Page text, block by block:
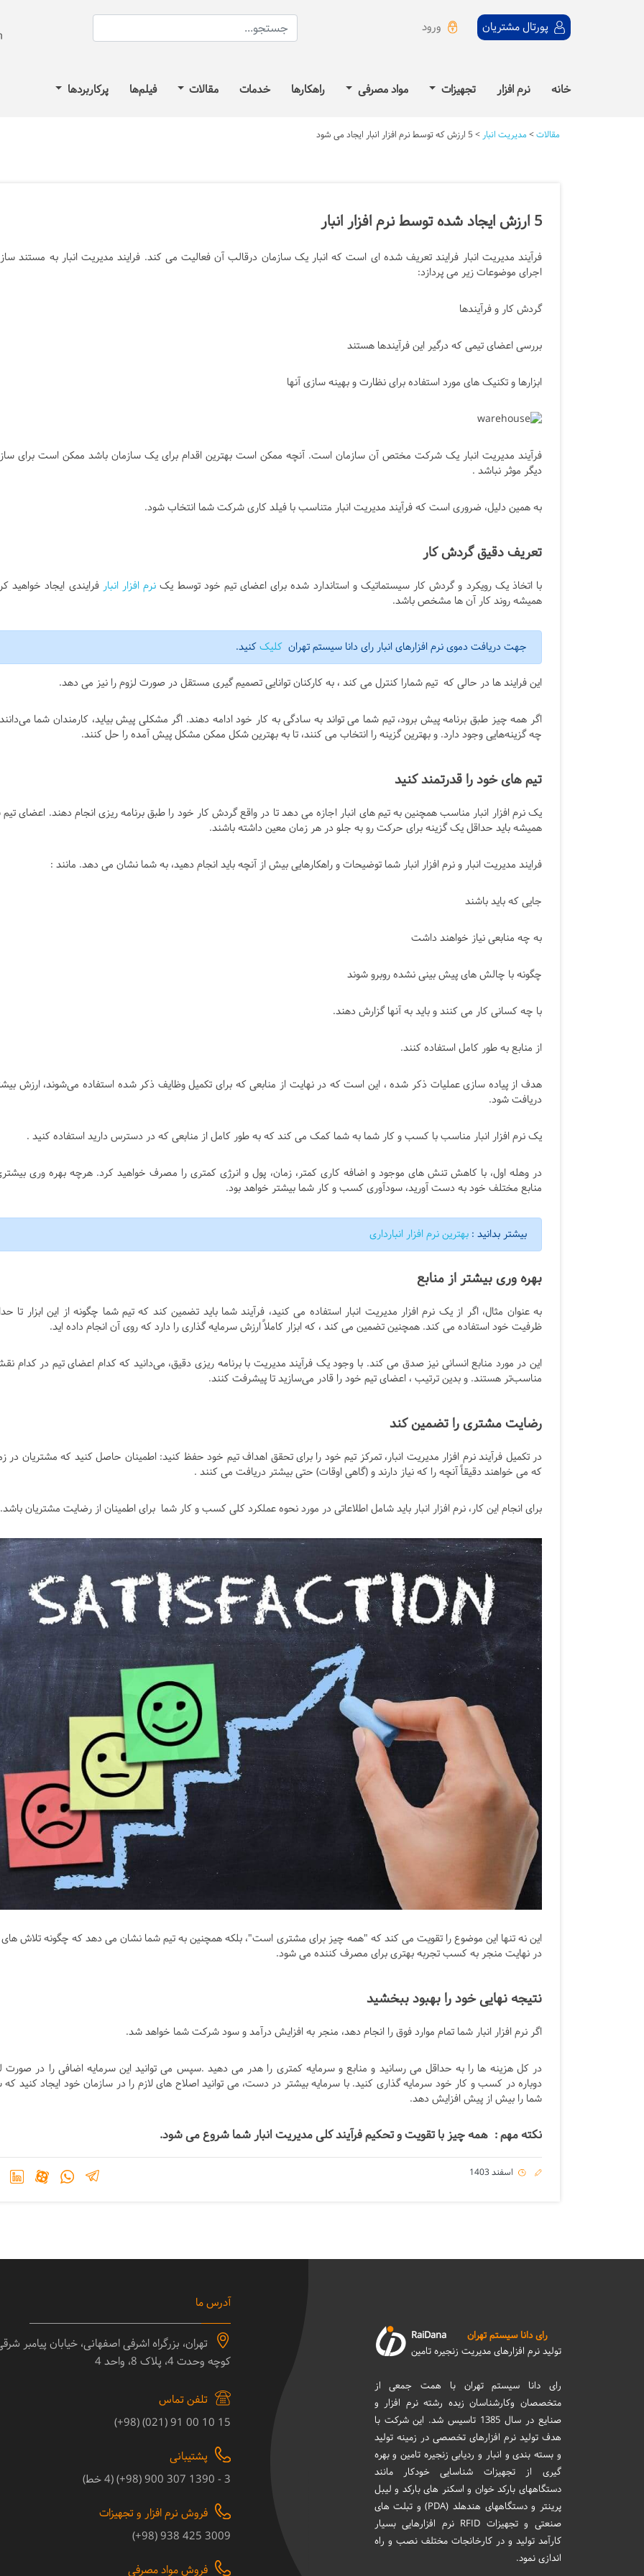
پورتال مشتریان ورود
خانه نرم افزار تجهیزات مواد مصرفی راهکارها خدمات مقالات فیلم‌ها پرکاربردها
مقالات> مدیریت انبار> 5 ارزش که توسط نرم افزار انبار ایجاد می شود
5 ارزش ایجاد شده توسط نرم افزار انبار
فرآیند مدیریت انبار فرایند تعریف شده ای است که انبار یک سازمان درقالب آن فعالیت می کند. فرایند مدیریت انبار به مستند
اجرای موضوعات زیر می پردازد:
گردش کار و فرآیندها
بررسی اعضای تیمی که درگیر این فرآیندها هستند
ابزارها و تکنیک های مورد استفاده برای نظارت و بهینه سازی آنها
فرآیند مدیریت انبار یک شرکت مختص آن سازمان است. آنچه ممکن است بهترین اقدام برای یک سازمان باشد ممکن است برای
دیگر موثر نباشد .
به همین دلیل، ضروری است که فرآیند مدیریت انبار متناسب با فیلد کاری شرکت شما انتخاب شود.
تعریف دقیق گردش کار
با اتخاذ یک رویکرد و گردش کار سیستماتیک و استاندارد شده برای اعضای تیم خود توسط یک نرم افزار انبار فرایندی ایجاد خواهید
همیشه روند کار آن ها مشخص باشد.
جهت دریافت دموی نرم افزارهای انبار رای دانا سیستم تهران کلیککنید.
این فرایند ها در حالی که تیم شمارا کنترل می کند ، به کارکنان توانایی تصمیم گیری مستقل در صورت لزوم را نیز می دهد.
اگر همه چیز طبق برنامه پیش برود، تیم شما می تواند به سادگی به کار خود ادامه دهند. اگر مشکلی پیش بیاید، کارمندان شما
چه گزینه‌هایی وجود دارد. و بهترین گزینه را انتخاب می کنند، تا به بهترین شکل ممکن مشکل پیش آمده را حل کنند.
تیم های خود را قدرتمند کنید
یک نرم افزار انبار مناسب همچنین به تیم های انبار اجازه می دهد تا در واقع گردش کار خود را طبق برنامه ریزی انجام دهند. اعضای
همیشه باید حداقل یک گزینه برای حرکت رو به جلو در هر زمان معین داشته باشند.
فرايند مديريت انبار و نرم افزار انبار شما توضیحات و راهکارهایی بيش از آنچه بايد انجام دهيد، به شما نشان می دهد. مانند :
جایی که باید باشند
به چه منابعی نیاز خواهند داشت
چگونه با چالش های پیش بینی نشده روبرو شوند
با چه کسانی کار می کنند و باید به آنها گزارش دهند.
از منابع به طور کامل استفاده کنند.
هدف از پیاده سازی عملیات ذکر شده ، این است که در نهایت از منابعی که برای تکمیل وظایف ذکر شده استفاده می‌شوند، ارزش
دریافت شود.
یک نرم افزار انبار مناسب با کسب و کار شما به شما کمک می کند که به طور کامل از منابعی که در دسترس دارید استفاده کنید .
در وهله اول، با کاهش تنش های موجود و اضافه کاری کمتر، زمان، پول و انرژی کمتری را مصرف خواهید کرد. هرچه بهره وری
منابع مختلف خود به دست آورید، سودآوری کسب و کار شما بیشتر خواهد بود.
بیشتر بدانید : بهترین نرم افزار انبارداری
بهره وری بیشتر از منابع
به عنوان مثال، اگر از یک نرم افزار مدیریت انبار استفاده می کنید، فرآیند شما باید تضمین کند که تیم شما چگونه از این ابزار تا
ظرفیت خود استفاده می کند. همچنین تضمین می کند ، که ابزار کاملاً ارزش سرمایه گذاری را دارد که روی آن انجام داده اید.
این در مورد منابع انسانی نیز صدق می کند. با وجود یک فرآیند مدیریت با برنامه ریزی دقیق، می‌دانید که کدام اعضای تیم در کدام
مناسب‌تر هستند. و بدین ترتیب ، اعضای تیم خود را قادر می‌سازید تا پیشرفت کنند.
رضایت مشتری را تضمین کند
در تکمیل فرآیند نرم افزار مدیریت انبار، تمرکز تیم خود را برای تحقق اهداف تیم خود حفظ کنید: اطمینان حاصل کنید که مشتریان در
که می خواهند دقیقاً آنچه را که نیاز دارند و (گاهی اوقات) حتی بیشتر دریافت می کنند .
برای انجام این کار، نرم افزار انبار باید شامل اطلاعاتی در مورد نحوه عملکرد کلی کسب و کار شما برای اطمینان از رضایت مشتریان باشد.
این نه تنها این موضوع را تقویت می کند که "همه چیز برای مشتری است"، بلکه همچنین به تیم شما نشان می دهد که چگونه تلاش های
در نهایت منجر به کسب تجربه بهتری برای مصرف کننده می شود.
نتیجه نهایی خود را بهبود ببخشید
اگر نرم افزار انبار شما تمام موارد فوق را انجام دهد، منجر به افزایش درآمد و سود شرکت شما خواهد شد.
در کل هزینه ها را به حداقل می رسانید و منابع و سرمایه کمتری را هدر می دهید .سپس می توانید این سرمایه اضافی را در صورت
دوباره در کسب و کار خود سرمایه گذاری کنید. با سرمایه بیشتر در دست، می توانید اصلاح های لازم را در سازمان خود ایجاد کنید
شما را بیش از پیش افزایش دهد.
نکته مهم : همه چیز با تقویت و تحکیم فرآیند کلی مدیریت انبار شما شروع می شود.
اسفند 1403
رای دانا سیستم تهران
RaiDana
تولید نرم افزارهای مدیریت زنجیره تامین
رای دانا سیستم تهران با همت جمعی از
متخصصان وکارشناسان زبده رشته نرم افزار و
صنایع در سال 1385 تاسیس شد. این شرکت با
هدف تولید نرم افزارهای تخصصی در زمینه تولید
و بسته بندی و انبار و ردیابی زنجیره تامین و بهره
گیری از تجهیزات شناسایی خودکار مانند
دستگاههای بارکد خوان و اسکنر های بارکد و لیبل
پرینتر و دستگاههای هندهلد (PDA) و تبلت های
صنعتی و تجهیزات RFID نرم افزارهایی بسیار
کارآمد تولید و در کارخانجات مختلف نصب و راه
اندازی نمود.
آدرس ما
تهران، بزرگراه اشرفی اصفهانی، خیابان پیامبر
کوچه وحدت 4، پلاک 8، واحد 4
تلفن تماس
15 10 00 91 (021) (98+)
پشتیبانی
3 - 1390 307 900 (98+) (4 خط)
فروش نرم افزار و تجهیزات
3009 425 938 (98+)
فروش مواد مصرفی